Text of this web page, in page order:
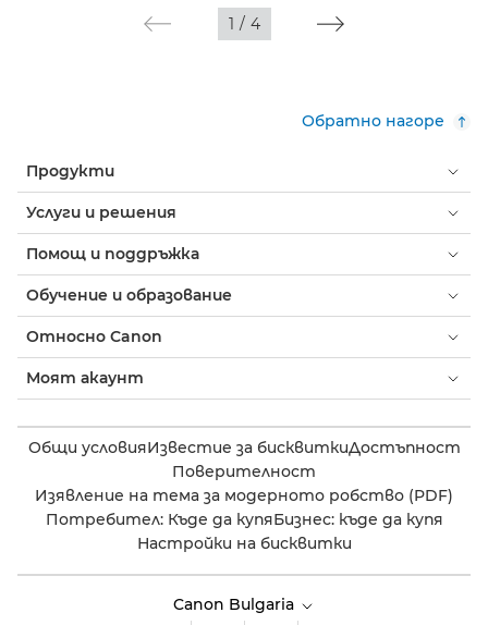
1 / 4
Обратно нагоре
Продукти
Услуги и решения
Помощ и поддръжка
Обучение и образование
Относно Canon
Моят акаунт
Общи условияИзвестие за бисквиткиДостъпност
Поверителност
Изявление на тема за модерното робство (PDF)
Потребител: Къде да купяБизнес: къде да купя
Настройки на бисквитки
Canon Bulgaria